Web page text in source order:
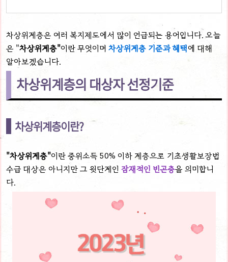
차상위계층은 여러 복지제도에서 많이 언급되는 용어입니다. 오늘
은 "차상위계층"이란 무엇이며 차상위계층 기준과 혜택에 대해
알아보겠습니다.
차상위계층의 대상자 선정기준
차상위계층이란?
"차상위계층"이란 중위소득 50% 이하 계층으로 기초생활보장법
수급 대상은 아니지만 그 윗단계인 잠재적인 빈곤층을 의미합니
다.